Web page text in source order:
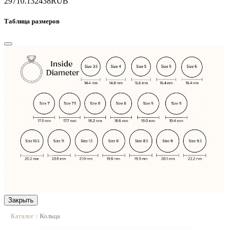
Таблица размеров
Закрыть
Каталог | Кольца